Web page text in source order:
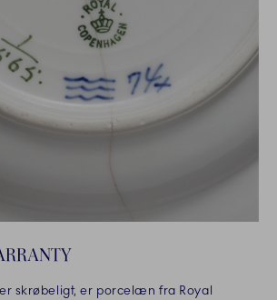
skrøbeligt, er porcelæn fra Royal